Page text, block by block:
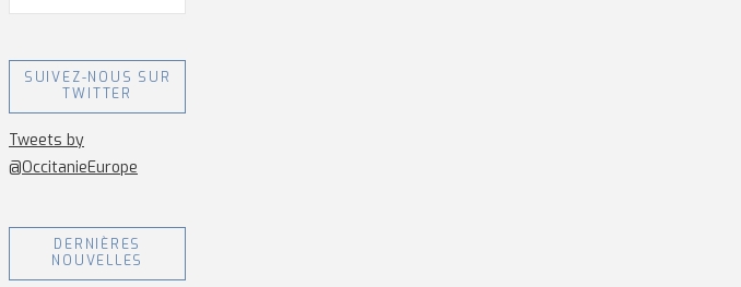
JUILLET 24, 2026
SUIVEZ-NOUS SUR
TWITTER
Tweets by
@OccitanieEurope
DERNIÈRES
NOUVELLES